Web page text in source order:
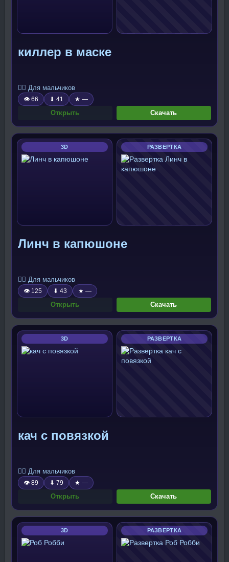
киллер в маске
🧍‍♂️ Для мальчиков
👁 66 ⬇ 41 ★ —
Открыть Скачать
3D РАЗВЕРТКА
Линч в капюшоне
🧍‍♂️ Для мальчиков
👁 125 ⬇ 43 ★ —
Открыть Скачать
3D РАЗВЕРТКА
кач с повязкой
🧍‍♂️ Для мальчиков
👁 89 ⬇ 79 ★ —
Открыть Скачать
3D РАЗВЕРТКА